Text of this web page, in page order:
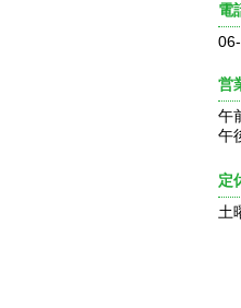
電
営
午
午
定
土